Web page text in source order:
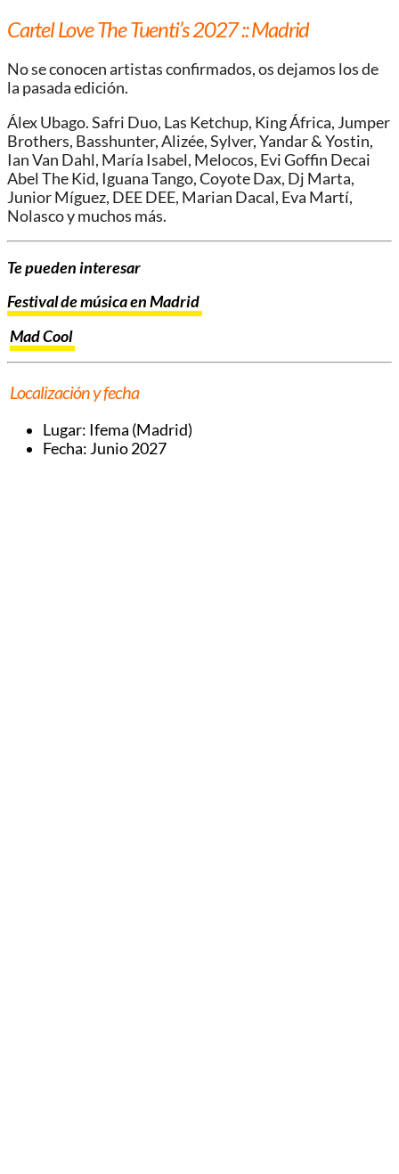
Cartel Love The Tuenti’s 2027 :: Madrid
No se conocen artistas confirmados, os dejamos los de
la pasada edición.
Álex Ubago. Safri Duo, Las Ketchup, King África, Jumper
Brothers, Basshunter, Alizée, Sylver, Yandar & Yostin,
Ian Van Dahl, María Isabel, Melocos, Evi Goffin Decai
Abel The Kid, Iguana Tango, Coyote Dax, Dj Marta,
Junior Míguez, DEE DEE, Marian Dacal, Eva Martí,
Nolasco y muchos más.
Te pueden interesar
Festival de música en Madrid
Mad Cool
Localización y fecha
Lugar: Ifema (Madrid)
Fecha: Junio 2027